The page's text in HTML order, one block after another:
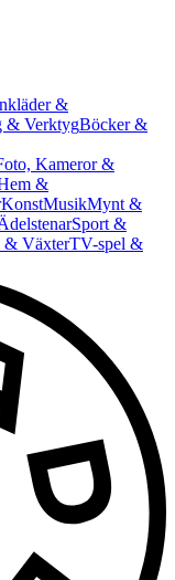
&
& VerktygBöcker &
Kameror &
&
KonstMusikMynt &
Sport &
& VäxterTV-spel &